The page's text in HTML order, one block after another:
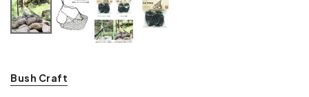
Bush Craft